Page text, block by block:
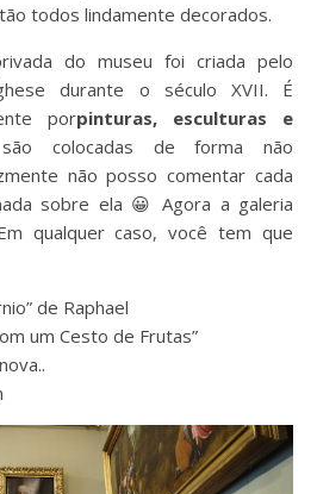
todos lindamente decorados.
do museu foi criada pelo
durante o século XVII. É
porpinturas, esculturas e
colocadas de forma não
não posso comentar cada
sobre ela 😀 Agora a galeria
qualquer caso, você tem que
de Raphael
um Cesto de Frutas”